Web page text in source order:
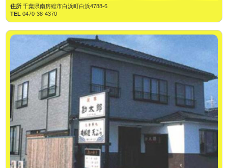
住所千葉県南房総市白浜町白浜4788-6
TEL0470-38-4370